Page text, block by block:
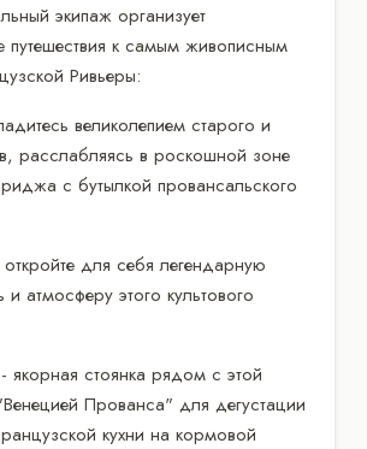
экипаж организует
путешествия к самым живописным
Ривьеры:
великолепием старого и
расслабляясь в роскошной зоне
с бутылкой провансальского
откройте для себя легендарную
атмосферу этого культового
- якорная стоянка рядом с этой
Прованса" для дегустации
кухни на кормовой